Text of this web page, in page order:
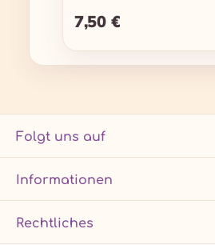
Regulärer Preis:
7,50 €
Folgt uns auf
Informationen
Rechtliches